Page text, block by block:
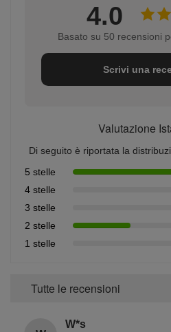
4.0
Basato su 50 recensioni
Scrivi una
Valutazione
Di seguito è riportata la
5 stelle
4 stelle
3 stelle
2 stelle
1 stelle
Tutte le recensioni
W*s